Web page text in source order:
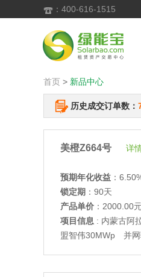
 ：400-616-1515
首页 > 新品中心
历史成交订单数：
美橙Z664号 详
预期年化收益 ：
锁定期 ：90天
产品单价 ：2000.00
项目信息 : 内蒙古阿
盟智伟30MWp 并网